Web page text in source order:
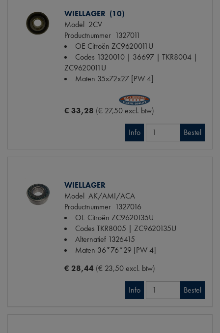
WIELLAGER (10)
Model 2CV
Productnummer 1327011
OE Citroën ZC9620011U
Codes 1320010 | 36697 | TKR8004 |
ZC9620011U
Maten 35x72x27 [PW 4]
€ 33,28 (€ 27,50 excl. btw)
Info Bestel
WIELLAGER
Model AK/AMI/ACA
Productnummer 1327016
OE Citroën ZC9620135U
Codes TKR8005 | ZC9620135U
Alternatief 1326415
Maten 36*76*29 [PW 4]
€ 28,44 (€ 23,50 excl. btw)
Info Bestel